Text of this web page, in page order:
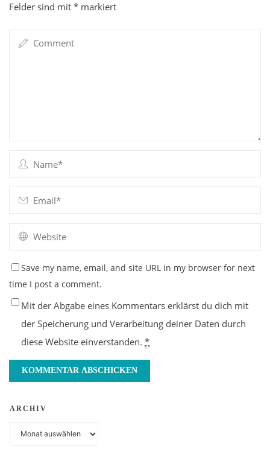
Felder sind mit* markiert
Save my name, email, and site URL in my browser for next
time I post a comment.
Mit der Abgabe eines Kommentars erklärst du dich mit
der Speicherung und Verarbeitung deiner Daten durch
diese Website einverstanden.*
ARCHIV